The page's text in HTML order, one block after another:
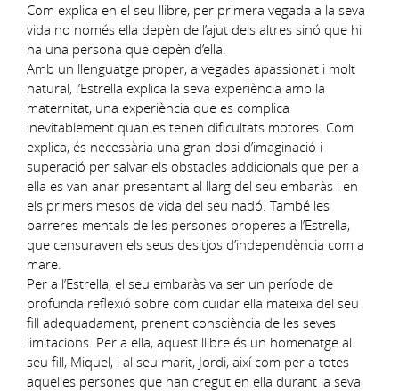
Com explica en el seu llibre, per primera vegada a la seva
vida no només ella depèn de l’ajut dels altres sinó que hi
ha una persona que depèn d’ella.
Amb un llenguatge proper, a vegades apassionat i molt
natural, l’Estrella explica la seva experiència amb la
maternitat, una experiència que es complica
inevitablement quan es tenen dificultats motores. Com
explica, és necessària una gran dosi d’imaginació i
superació per salvar els obstacles addicionals que per a
ella es van anar presentant al llarg del seu embaràs i en
els primers mesos de vida del seu nadó. També les
barreres mentals de les persones properes a l’Estrella,
que censuraven els seus desitjos d’independència com a
mare.
Per a l’Estrella, el seu embaràs va ser un període de
profunda reflexió sobre com cuidar ella mateixa del seu
fill adequadament, prenent consciència de les seves
limitacions. Per a ella, aquest llibre és un homenatge al
seu fill, Miquel, i al seu marit, Jordi, així com per a totes
aquelles persones que han cregut en ella durant la seva